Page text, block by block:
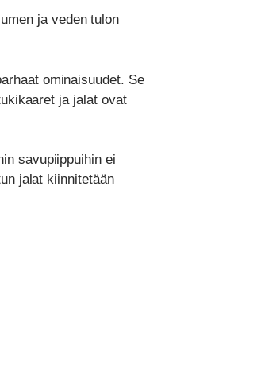
ja veden tulon
ominaisuudet. Se
ja jalat ovat
savupiippuihin ei
jalat kiinnitetään